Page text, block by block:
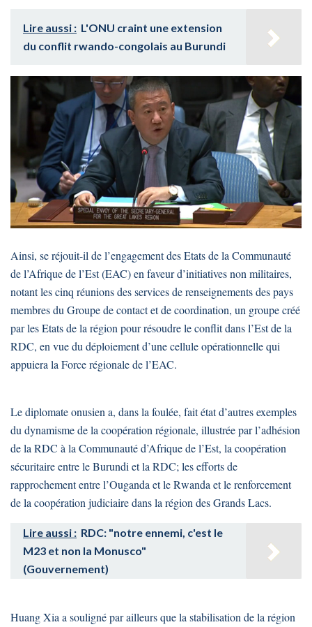
Lire aussi : L'ONU craint une extension
du conflit rwando-congolais au Burundi
Ainsi, se réjouit-il de l’engagement des Etats de la Communauté
de l’Afrique de l’Est (EAC) en faveur d’initiatives non militaires,
notant les cinq réunions des services de renseignements des pays
membres du Groupe de contact et de coordination, un groupe créé
par les Etats de la région pour résoudre le conflit dans l’Est de la
RDC, en vue du déploiement d’une cellule opérationnelle qui
appuiera la Force régionale de l’EAC.
Le diplomate onusien a, dans la foulée, fait état d’autres exemples
du dynamisme de la coopération régionale, illustrée par l’adhésion
de la RDC à la Communauté d’Afrique de l’Est, la coopération
sécuritaire entre le Burundi et la RDC; les efforts de
rapprochement entre l’Ouganda et le Rwanda et le renforcement
de la coopération judiciaire dans la région des Grands Lacs.
Lire aussi : RDC: "notre ennemi, c'est le
M23 et non la Monusco"
(Gouvernement)
Huang Xia a souligné par ailleurs que la stabilisation de la région